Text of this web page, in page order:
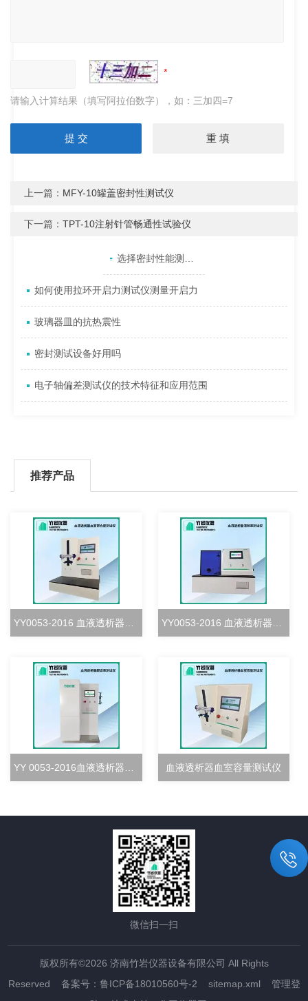
请输入计算结果（填写阿拉伯数字），如：三加四=7
上一篇： MFY-10罐盖密封性测试仪
下一篇：TPT-10注射针管畅通性试验仪
相关文章 选择密封性能测试仪要考虑哪些因素
如何使用拉环开启力测试仪测量开启力
玻璃器皿的抗热震性
密封测试设备好用吗
电子轴偏差测试仪的技术特征和应用范围
推荐产品
YY0053-2016 血液透析器血室密合度测试仪 YY0053-2016 血液透析器清除率测试仪
YY 0053-2016血液透析器超滤率测试仪 血液透析器血室容量测试仪
微信扫一扫
版权所有©2026 济南竹岩仪器设备有限公司 All Rights
Reserved 备案号：鲁ICP备18010560号-2 sitemap.xml
管理登